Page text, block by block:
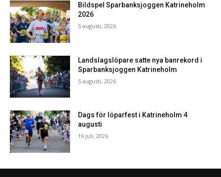
Bildspel Sparbanksjoggen Katrineholm
2026
5 augusti, 2026
Landslagslöpare satte nya banrekord i
Sparbanksjoggen Katrineholm
5 augusti, 2026
Dags för löparfest i Katrineholm 4
augusti
16 juli, 2026